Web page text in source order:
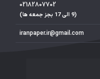
02182807702
(9 الی 17 بجز جمعه ها)
iranpaper.ir@gmail.com